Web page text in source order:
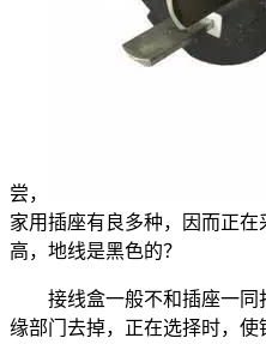
尝，
家用插座有良多种，因而正
高，地线是黑色的？
接线盒一般不和插座一同
缘部门去掉，正在选择时，